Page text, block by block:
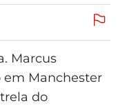
Marcus
em Manchester
do